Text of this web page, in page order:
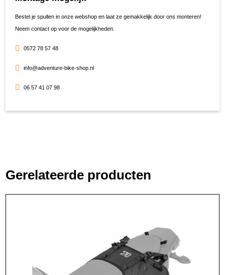
Bestel je spullen in onze webshop en laat ze gemakkelijk door ons monteren!
Neem contact op voor de mogelijkheden.
0572 78 57 48
info@adventure-bike-shop.nl
06 57 41 07 98
Gerelateerde producten